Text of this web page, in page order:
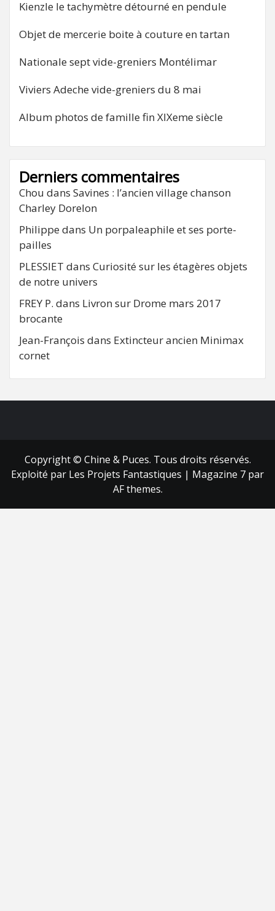
Kienzle le tachymètre détourné en pendule
Objet de mercerie boite à couture en tartan
Nationale sept vide-greniers Montélimar
Viviers Adeche vide-greniers du 8 mai
Album photos de famille fin XIXeme siècle
Derniers commentaires
Chou dans Savines : l’ancien village chanson
Charley Dorelon
Philippe dans Un porpaleaphile et ses porte-
pailles
PLESSIET dans Curiosité sur les étagères objets
de notre univers
FREY P. dans Livron sur Drome mars 2017
brocante
Jean-François dans Extincteur ancien Minimax
cornet
Copyright © Chine & Puces. Tous droits réservés.
Exploité par Les Projets Fantastiques | Magazine 7 par
AF themes.